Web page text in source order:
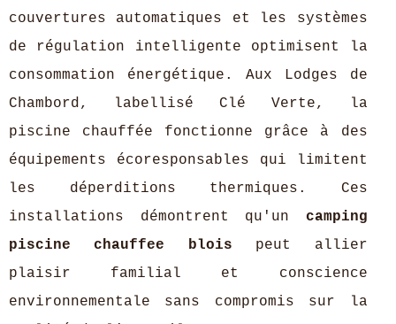
couvertures automatiques et les systèmes
de régulation intelligente optimisent la
consommation énergétique. Aux Lodges de
Chambord, labellisé Clé Verte, la
piscine chauffée fonctionne grâce à des
équipements écoresponsables qui limitent
les déperditions thermiques. Ces
installations démontrent qu'un camping
piscine chauffee blois peut allier
plaisir familial et conscience
environnementale sans compromis sur la